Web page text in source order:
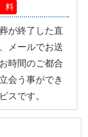
料
が終了した直
メールでお送
時間のご都合
会う事ができ
スです。